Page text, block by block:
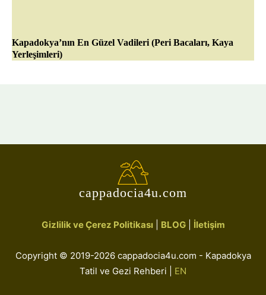
Kapadokya’nın En Güzel Vadileri (Peri Bacaları, Kaya
Yerleşimleri)
cappadocia4u.com
Gizlilik ve Çerez Politikası BLOG| İletişim
Copyright © 2019-2026 cappadocia4u.com - Kapadokya
Tatil ve Gezi Rehberi | EN